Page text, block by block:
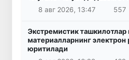
8 авг 2026, 13:47
557
Экстремистик ташкилотлар
материалларнинг электрон
юритилади